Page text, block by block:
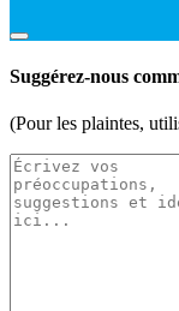
Suggérez-nous
(Pour les plaintes,